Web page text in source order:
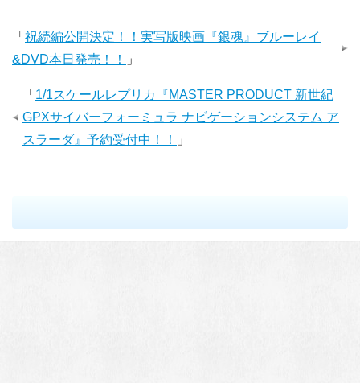
「 祝続編公開決定！！実写版映画『銀魂』ブルーレイ
&DVD本日発売！！
」
「 1/1スケールレプリカ『MASTER PRODUCT 新世紀
GPXサイバーフォーミュラ ナビゲーションシステム ア
スラーダ』予約受付中！！
」